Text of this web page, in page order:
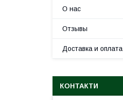
О нас
Отзывы
Доставка и оплата
КОНТАКТИ